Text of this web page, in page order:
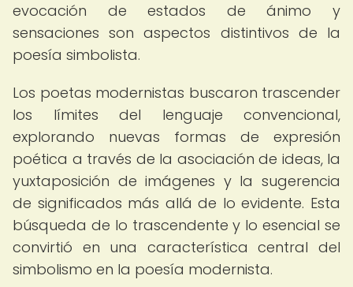
evocación de estados de ánimo y
sensaciones son aspectos distintivos de la
poesía simbolista.
Los poetas modernistas buscaron trascender
los límites del lenguaje convencional,
explorando nuevas formas de expresión
poética a través de la asociación de ideas, la
yuxtaposición de imágenes y la sugerencia
de significados más allá de lo evidente. Esta
búsqueda de lo trascendente y lo esencial se
convirtió en una característica central del
simbolismo en la poesía modernista.